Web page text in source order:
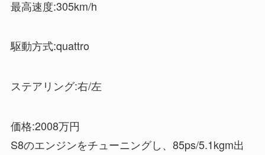
最高速度:305km/h
駆動方式:quattro
ステアリング:右/左
価格:2008万円
S8のエンジンをチューニングし、85ps/5.1kgm出